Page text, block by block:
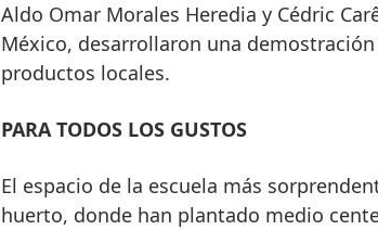
Aldo Omar Morales Heredia y Cédric
México, desarrollaron una
productos locales.
PARA TODOS LOS GUSTOS
El espacio de la escuela más
huerto, donde han plantado medio